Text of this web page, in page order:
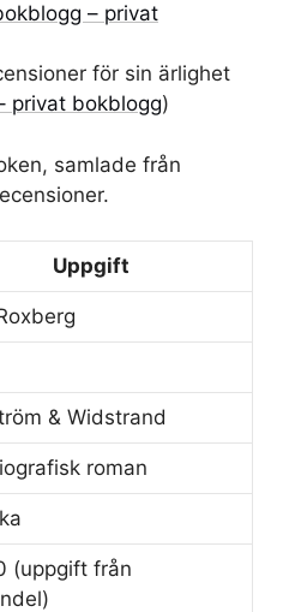
– privat
för sin ärlighet
privat bokblogg)
samlade från
Uppgift
& Widstrand
roman
(uppgift från